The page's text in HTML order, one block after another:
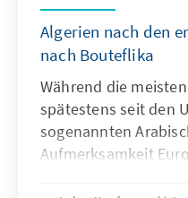
Algerien nach den
nach Bouteflika
Während die
spätestens seit den
sogenannten
Aufmerksamkeit